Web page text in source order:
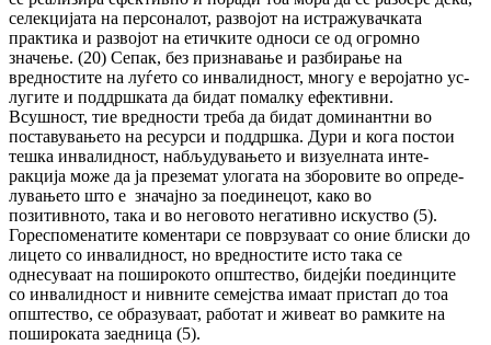
се­лекцијата на персоналот, раз­војот на ис­тра­жу­вачката
практика и раз­војот на етичките од­носи се од огромно
значење. (20) Сепак, без признавање и разбирање на
вредностите на луѓето со инвалидност, многу е веројатно ус­
лу­ги­те и поддршката да бидат помалку ефек­тив­ни.
Всушност, тие вред­ности треба да би­дат доминантни во
поставувањето на ре­сур­си и поддршка. Дури и кога постои
тешка инвалидност, наб­љу­ду­ва­њето и визуелната ин­те­
ракција може да ја пре­земат улогата на збо­ровите во оп­ре­де­
лу­ва­њето што е зна­чај­но за поединецот, како во
позитивното, така и во неговото не­га­тив­но искуство (5).
Гореспоменатите коментари се поврзуваат со оние блиски до
лицето со инвалидност, но вред­ностите исто така се
однесуваат на по­ши­рокото општество, бидејќи поединците
со ин­валидност и нивните семејства имаат прис­тап до тоа
општество, се образуваат, работат и жи­­веат во рамките на
пошироката заедница (5).